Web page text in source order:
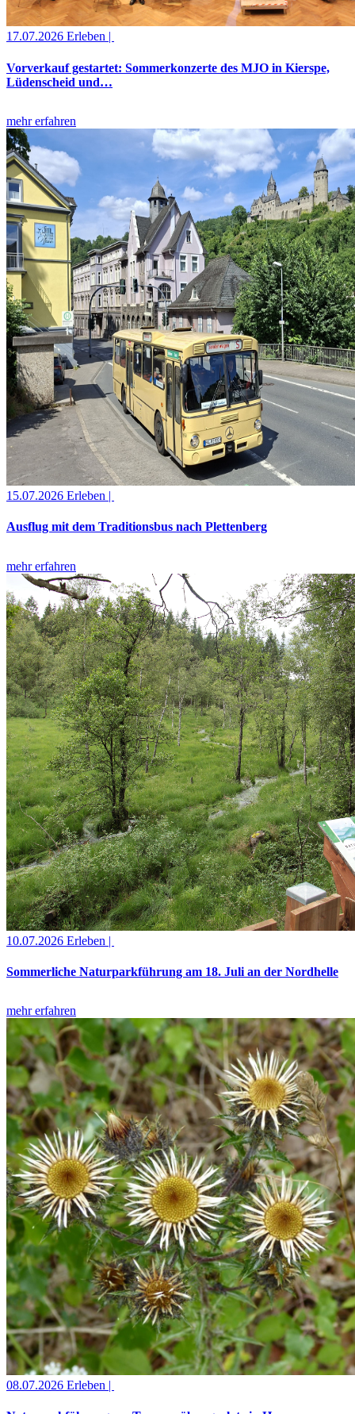
17.07.2026 Erleben |
Vorverkauf gestartet: Sommerkonzerte des MJO in Kierspe,
Lüdenscheid und…
mehr erfahren
15.07.2026 Erleben |
Ausflug mit dem Traditionsbus nach Plettenberg
mehr erfahren
10.07.2026 Erleben |
Sommerliche Naturparkführung am 18. Juli an der Nordhelle
mehr erfahren
08.07.2026 Erleben |